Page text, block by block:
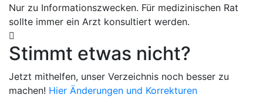
Nur zu Informationszwecken. Für medizinischen Rat
sollte immer ein Arzt konsultiert werden.
Stimmt etwas nicht?
Jetzt mithelfen, unser Verzeichnis noch besser zu
machen! Hier Änderungen und Korrekturen